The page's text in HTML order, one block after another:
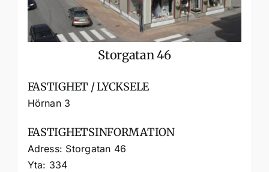
Storgatan 46
FASTIGHET / LYCKSELE
Hörnan 3
FASTIGHETSINFORMATION
Adress: Storgatan 46
Yta: 334